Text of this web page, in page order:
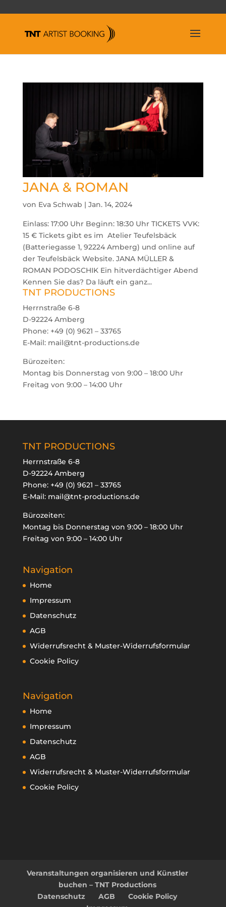

JANA & ROMAN
von Eva Schwab | Jan. 14, 2024
Einlass: 17:00 Uhr Beginn: 18:30 Uhr TICKETS VVK:
15 € Tickets gibt es im Atelier Teufelsbäck
(Batteriegasse 1, 92224 Amberg) und online auf
der Teufelsbäck Website. JANA MÜLLER &
ROMAN PODOSCHIK Ein hitverdächtiger Abend
Kennen Sie das? Da läuft ein ganz...
TNT PRODUCTIONS
Herrnstraße 6-8
D-92224 Amberg
Phone: +49 (0) 9621 – 33765
E-Mail: mail@tnt-productions.de
Bürozeiten:
Montag bis Donnerstag von 9:00 – 18:00 Uhr
Freitag von 9:00 – 14:00 Uhr
TNT PRODUCTIONS
Herrnstraße 6-8
D-92224 Amberg
Phone: +49 (0) 9621 – 33765
E-Mail: mail@tnt-productions.de
Bürozeiten:
Montag bis Donnerstag von 9:00 – 18:00 Uhr
Freitag von 9:00 – 14:00 Uhr
Navigation
Home
Impressum
Datenschutz
AGB
Widerrufsrecht & Muster-Widerrufsformular
Cookie Policy
Navigation
Home
Impressum
Datenschutz
AGB
Widerrufsrecht & Muster-Widerrufsformular
Cookie Policy
Veranstaltungen organisieren und Künstler
buchen – TNT Productions
Datenschutz
AGB
Cookie Policy